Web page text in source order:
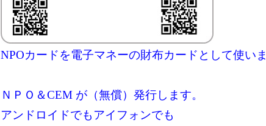
NPOカードを電子マネーの財布カードとして使いま
ＮＰＯ＆CEM が（無償）発行します。
アンドロイドでもアイフォンでも